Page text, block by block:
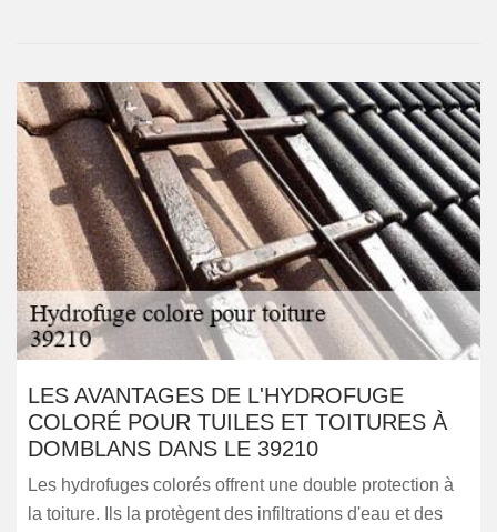
LES AVANTAGES DE L'HYDROFUGE
COLORÉ POUR TUILES ET TOITURES À
DOMBLANS DANS LE 39210
Les hydrofuges colorés offrent une double protection à
la toiture. Ils la protègent des infiltrations d'eau et des